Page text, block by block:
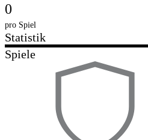
0
pro Spiel
Statistik
Spiele